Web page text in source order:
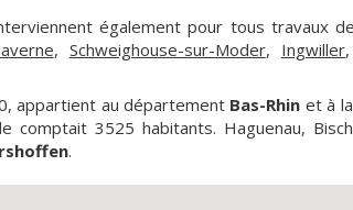
également pour tous travaux de
, Schweighouse-sur-Moder, Ingwiller,
appartient au département Bas-Rhin et à
comptait 3525 habitants. Haguenau,
.